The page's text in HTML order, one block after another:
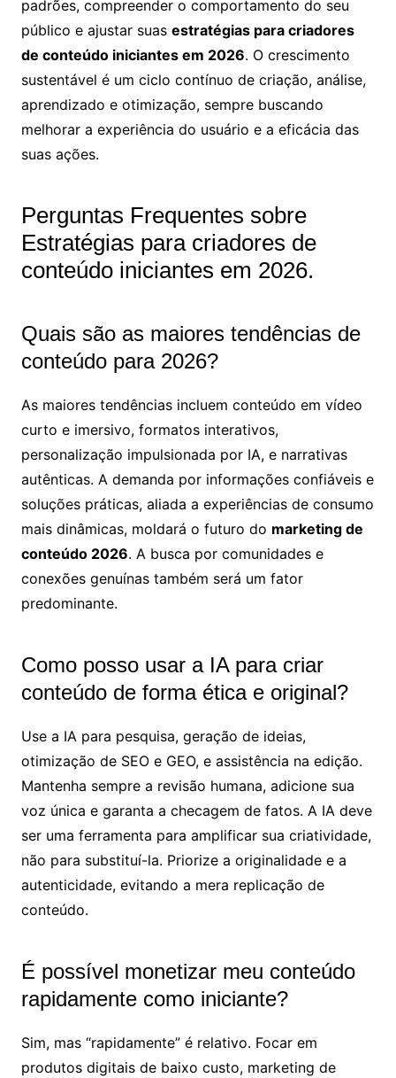
padrões, compreender o comportamento do seu
público e ajustar suas estratégias para criadores
de conteúdo iniciantes em 2026. O crescimento
sustentável é um ciclo contínuo de criação, análise,
aprendizado e otimização, sempre buscando
melhorar a experiência do usuário e a eficácia das
suas ações.
Perguntas Frequentes sobre
Estratégias para criadores de
conteúdo iniciantes em 2026.
Quais são as maiores tendências de
conteúdo para 2026?
As maiores tendências incluem conteúdo em vídeo
curto e imersivo, formatos interativos,
personalização impulsionada por IA, e narrativas
autênticas. A demanda por informações confiáveis e
soluções práticas, aliada a experiências de consumo
mais dinâmicas, moldará o futuro do marketing de
conteúdo 2026. A busca por comunidades e
conexões genuínas também será um fator
predominante.
Como posso usar a IA para criar
conteúdo de forma ética e original?
Use a IA para pesquisa, geração de ideias,
otimização de SEO e GEO, e assistência na edição.
Mantenha sempre a revisão humana, adicione sua
voz única e garanta a checagem de fatos. A IA deve
ser uma ferramenta para amplificar sua criatividade,
não para substituí-la. Priorize a originalidade e a
autenticidade, evitando a mera replicação de
conteúdo.
É possível monetizar meu conteúdo
rapidamente como iniciante?
Sim, mas “rapidamente” é relativo. Focar em
produtos digitais de baixo custo, marketing de